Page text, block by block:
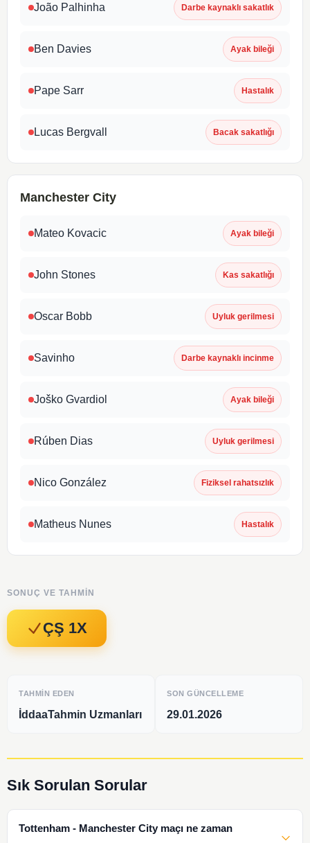
João Palhinha Darbe kaynaklı sakatlık
Ben Davies Ayak bileği
Pape Sarr Hastalık
Lucas Bergvall Bacak sakatlığı
Manchester City
Mateo Kovacic Ayak bileği
John Stones Kas sakatlığı
Oscar Bobb Uyluk gerilmesi
Savinho Darbe kaynaklı incinme
Joško Gvardiol Ayak bileği
Rúben Dias Uyluk gerilmesi
Nico González Fiziksel rahatsızlık
Matheus Nunes Hastalık
SONUÇ VE TAHMIN
ÇŞ 1X
TAHMIN EDEN
İddaaTahmin Uzmanları
SON GÜNCELLEME
29.01.2026
Sık Sorulan Sorular
Tottenham - Manchester City maçı ne zaman